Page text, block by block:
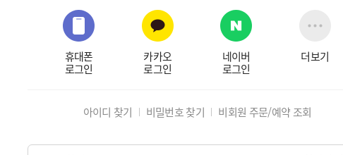
휴대폰
로그인
카카오
로그인
네이버
로그인
더보기
아이디 찾기 비밀번호 찾기 비회원 주문/예약 조회